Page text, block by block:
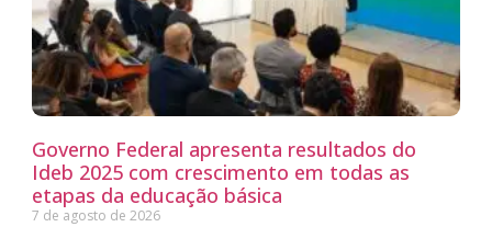
Governo Federal apresenta resultados do
Ideb 2025 com crescimento em todas as
etapas da educação básica
7 de agosto de 2026